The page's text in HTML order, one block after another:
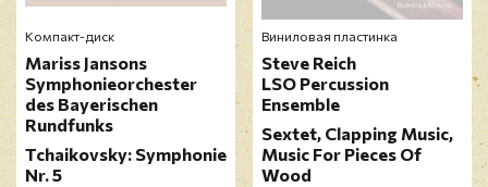
Компакт-диск
Mariss Jansons
Symphonieorchester
des Bayerischen
Rundfunks
Tchaikovsky: Symphonie
Nr. 5
Виниловая пластинка
Steve Reich
LSO Percussion
Ensemble
Sextet, Clapping Music,
Music For Pieces Of
Wood